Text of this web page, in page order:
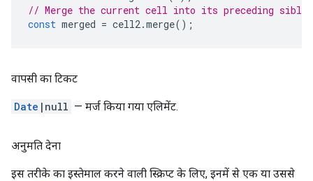
// Merge the current cell into its preceding
const merged = cell2.merge();
वापसी का टिकट
Date |null — मर्ज किया गया एलिमेंट.
अनुमति देना
इस तरीके का इस्तेमाल करने वाली स्क्रिप्ट के लिए, इनमें से एक या उससे